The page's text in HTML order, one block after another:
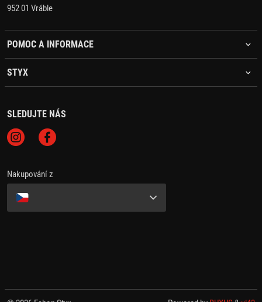
952 01 Vráble
POMOC A INFORMACE
STYX
SLEDUJTE NÁS
Nakupování z